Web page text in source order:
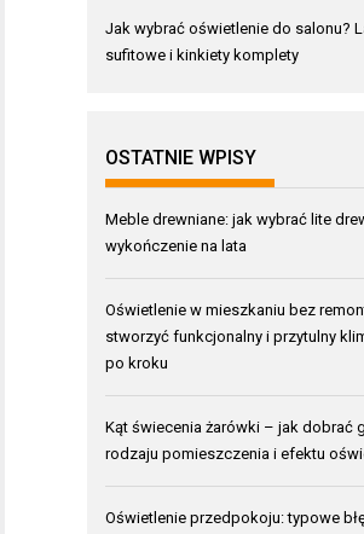
Jak wybrać oświetlenie do salonu?
sufitowe i kinkiety komplety
OSTATNIE WPISY
Meble drewniane: jak wybrać lite
wykończenie na lata
Oświetlenie w mieszkaniu bez
stworzyć funkcjonalny i przytulny
po kroku
Kąt świecenia żarówki – jak dobrać
rodzaju pomieszczenia i efektu
Oświetlenie przedpokoju: typowe